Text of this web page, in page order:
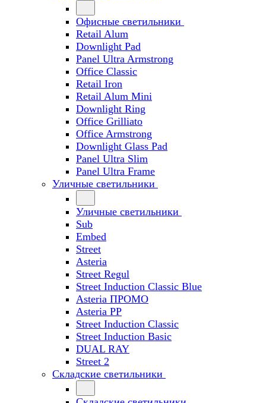
Офисные светильники
Retail Alum
Downlight Pad
Panel Ultra Armstrong
Office Classic
Retail Iron
Retail Alum Mini
Downlight Ring
Office Grilliato
Office Armstrong
Downlight Glass Pad
Panel Ultra Slim
Panel Ultra Frame
Уличные светильники
Уличные светильники
Sub
Embed
Street
Asteria
Street Regul
Street Induction Classic Blue
Asteria ПРОМО
Asteria PP
Street Induction Classic
Street Induction Basic
DUAL RAY
Street 2
Складские светильники